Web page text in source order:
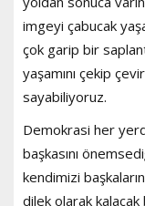
imgeyi çabucak
çok garip bir
yaşamını çekip
sayabiliyoruz.
Demokrasi her
başkasını
kendimizi
dilek olarak kalacak